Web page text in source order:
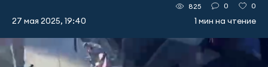
27 мая 2025, 19:40
825 0 0
1 мин на чтение